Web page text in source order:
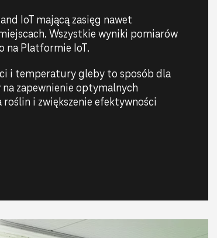
IoT mającą zasięg nawet
Wszystkie wyniki pomiarów
na Platformie IoT.
i temperatury gleby to sposób dla
zapewnienie optymalnych
i zwiększenie efektywności